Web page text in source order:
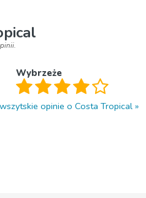
Wybrzeże
opinie o Costa Tropical